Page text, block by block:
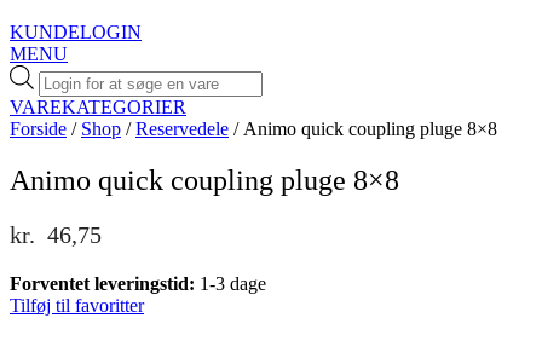
KUNDELOGIN
MENU
Products
search
VAREKATEGORIER
Forside / Shop /Reservedele / Animo quick coupling pluge 8×8
Animo quick coupling pluge 8×8
kr. 46,75
Forventet leveringstid: 1-3 dage
Tilføj til favoritter